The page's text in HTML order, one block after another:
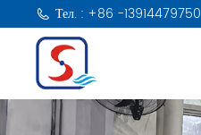
Тел. : +86 -13914479750